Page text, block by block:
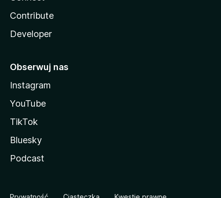
Contribute
Developer
Obserwuj nas
Instagram
YouTube
TikTok
Bluesky
Podcast